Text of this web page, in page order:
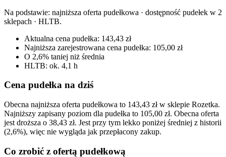
Na podstawie: najniższa oferta pudełkowa · dostępność pudełek w 2
sklepach · HLTB.
Aktualna cena pudełka: 143,43 zł
Najniższa zarejestrowana cena pudełka: 105,00 zł
O 2,6% taniej niż średnia
HLTB: ok. 4,1 h
Cena pudełka na dziś
Obecna najniższa oferta pudełkowa to 143,43 zł w sklepie Rozetka.
Najniższy zapisany poziom dla pudełka to 105,00 zł. Obecna oferta
jest droższa o 38,43 zł. Jest przy tym lekko poniżej średniej z historii
(2,6%), więc nie wygląda jak przepłacony zakup.
Co zrobić z ofertą pudełkową